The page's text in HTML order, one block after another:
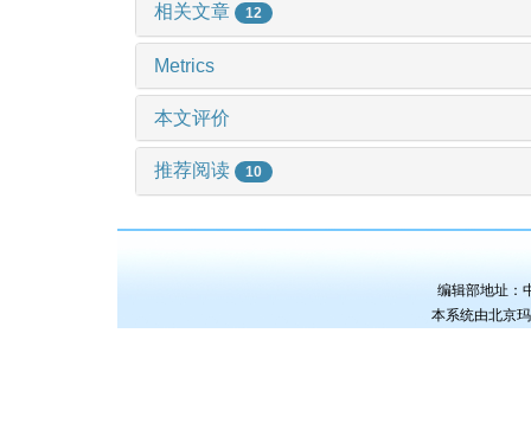
相关文章 12
Metrics
本文评价
推荐阅读 10
编辑部地址：
本系统由北京